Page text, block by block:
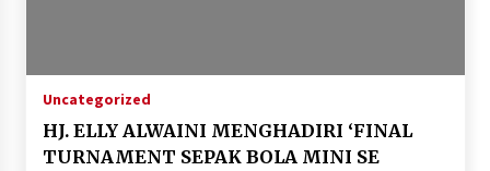
Uncategorized
HJ. ELLY ALWAINI MENGHADIRI ‘FINAL
TURNAMENT SEPAK BOLA MINI SE